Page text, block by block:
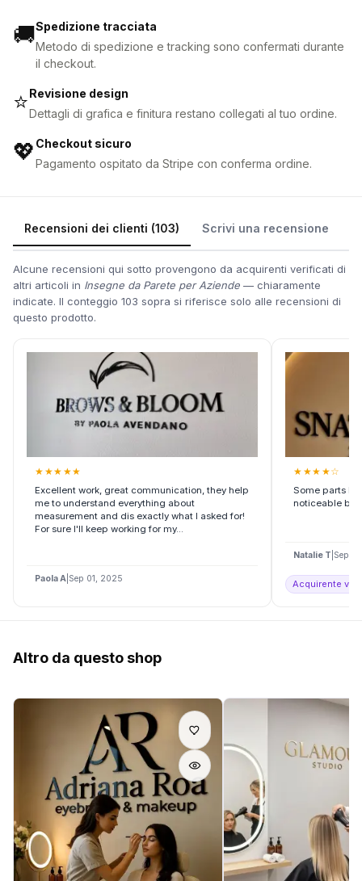
🚚Spedizione tracciata
Metodo di spedizione e tracking sono confermati durante
il checkout.
⭐Revisione design
Dettagli di grafica e finitura restano collegati al tuo ordine.
💖 Checkout sicuro
Pagamento ospitato da Stripe con conferma ordine.
Recensioni dei clienti (103) Scrivi una recensione
Alcune recensioni qui sotto provengono da acquirenti verificati di
altri articoli in Insegne da Parete per Aziende — chiaramente
indicate. Il conteggio 103 sopra si riferisce solo alle recensioni di
questo prodotto.
★ ★★ ★★
Excellent work, great communication, they help
me to understand everything about
measurement and dis exactly what I asked for!
For sure I'll keep working for my...
Paola A Sep 01, 2025
★ ★★ ★☆
Some parts
noticeable but
Natalie T Sep
Acquirente
Altro da questo shop